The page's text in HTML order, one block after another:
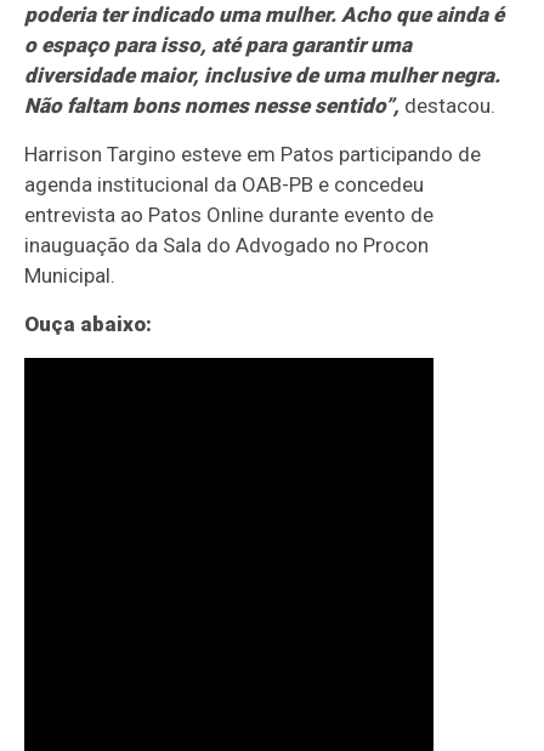
poderia ter indicado uma mulher. Acho que ainda é
o espaço para isso, até para garantir uma
diversidade maior, inclusive de uma mulher negra.
Não faltam bons nomes nesse sentido”, destacou.
Harrison Targino esteve em Patos participando de
agenda institucional da OAB-PB e concedeu
entrevista ao Patos Online durante evento de
inauguação da Sala do Advogado no Procon
Municipal.
Ouça abaixo: